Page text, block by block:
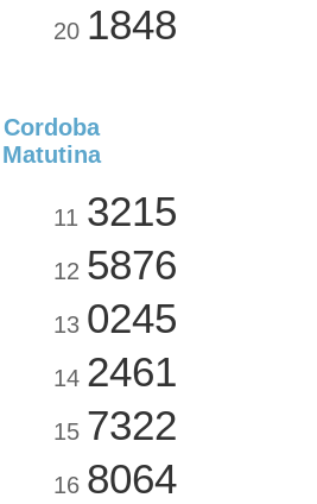
20 1848
Cordoba
Matutina
11 3215
12 5876
13 0245
14 2461
15 7322
16 8064